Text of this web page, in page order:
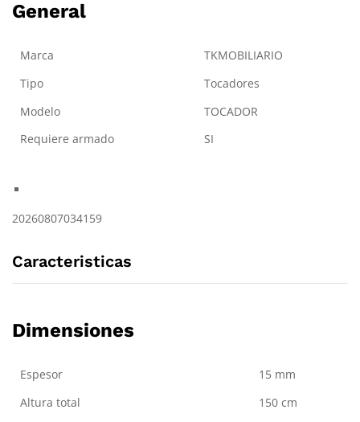
General
Marca
TKMOBILIARIO
Tipo
Tocadores
Modelo
TOCADOR
Requiere armado
SI
20260807034159
Caracteristicas
Dimensiones
Espesor
15 mm
Altura total
150 cm